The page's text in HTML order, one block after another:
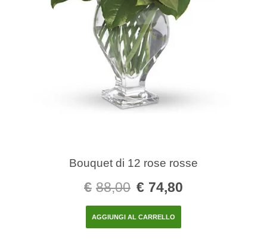
Bouquet di 12 rose rosse
€ 88,00 € 74,80
AGGIUNGI AL CARRELLO